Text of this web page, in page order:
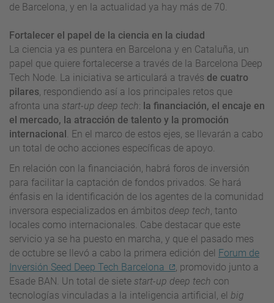
de Barcelona, y en la actualidad ya hay más de 70.
Fortalecer el papel de la ciencia en la ciudad
La ciencia ya es puntera en Barcelona y en Cataluña, un
papel que quiere fortalecerse a través de la Barcelona Deep
Tech Node. La iniciativa se articulará a través de cuatro
pilares, respondiendo así a los principales retos que
afronta una start-up deep tech: la financiación, el encaje en
el mercado, la atracción de talento y la promoción
internacional . En el marco de estos ejes, se llevarán a cabo
un total de ocho acciones específicas de apoyo.
En relación con la financiación, habrá foros de inversión
para facilitar la captación de fondos privados. Se hará
énfasis en la identificación de los agentes de la comunidad
inversora especializados en ámbitos deep tech, tanto
locales como internacionales. Cabe destacar que este
servicio ya se ha puesto en marcha, y que el pasado mes
de octubre se llevó a cabo la primera edición del Forum de
Inversión Seed Deep Tech Barcelona
, promovido junto a
Esade BAN. Un total de siete start-up deep tech con
tecnologías vinculadas a la inteligencia artificial, el big